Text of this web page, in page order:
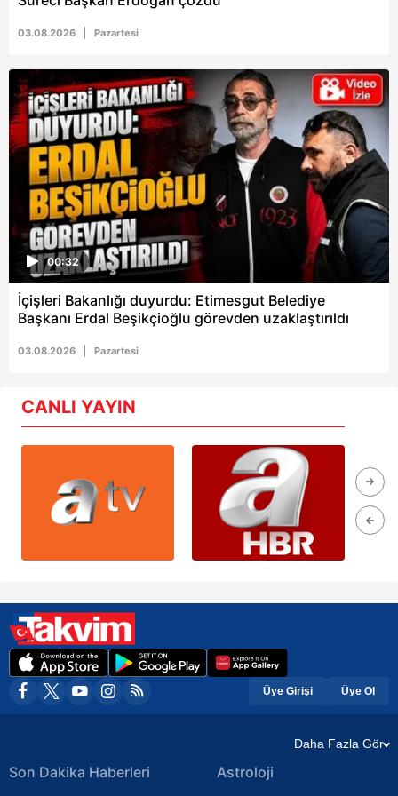
03.08.2026 Pazartesi
00:32
İçişleri Bakanlığı duyurdu: Etimesgut Belediye
Başkanı Erdal Beşikçioğlu görevden uzaklaştırıldı
03.08.2026 Pazartesi
CANLI YAYIN
Üye Girişi Üye Ol
Daha Fazla Gör
Son Dakika Haberleri Astroloji